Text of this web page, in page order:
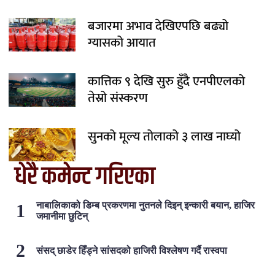
बजारमा अभाव देखिएपछि बढ्यो
ग्यासको आयात
कात्तिक ९ देखि सुरु हुँदै एनपीएलको
तेस्रो संस्करण
सुनको मूल्य तोलाको ३ लाख नाघ्यो
धेरै कमेन्ट गरिएका
नाबालिकाको डिम्ब प्रकरणमा नुतनले दिइन् इन्कारी बयान, हाजिर
जमानीमा छुटिन्
संसद् छाडेर हिँड्ने सांसदको हाजिरी विश्लेषण गर्दै रास्वपा